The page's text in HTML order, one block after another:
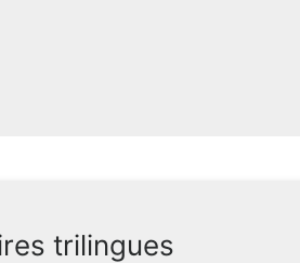
trilingues